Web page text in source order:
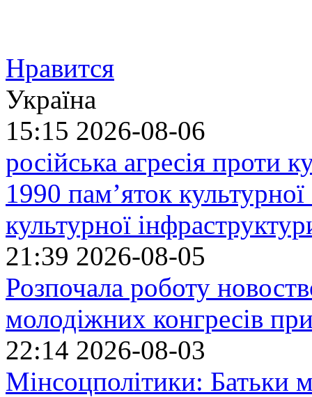
Нравится
Україна
15:15 2026-08-06
російська агресія проти
1990 пам’яток
культурної
21:39 2026-08-05
Розпочала роботу
молодіжних конгресів
22:14 2026-08-03
Мінсоцполітики: Батьки